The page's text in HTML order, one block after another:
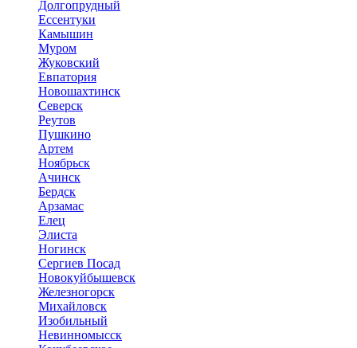
Долгопрудный
Ессентуки
Камышин
Муром
Жуковский
Евпатория
Новошахтинск
Северск
Реутов
Пушкино
Артем
Ноябрьск
Ачинск
Бердск
Арзамас
Елец
Элиста
Ногинск
Сергиев Посад
Новокуйбышевск
Железногорск
Михайловск
Изобильный
Невинномысск